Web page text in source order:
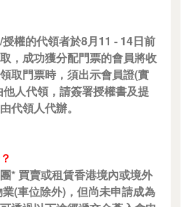
權的代領者於8月11 - 14日前
，成功獲分配門票的會員將收
取門票時，須出示會員證(實
人代領，請簽署授權書及提
代領人代辦。
* 買賣或租賃香港境內或境外
(車位除外)，但尚未申請成為